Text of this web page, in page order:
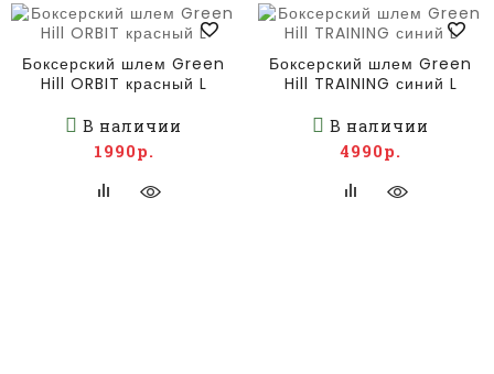
Боксерский шлем Green
Hill ORBIT красный L
В наличии
1990р.
Боксерский шлем Green
Hill TRAINING синий L
В наличии
4990р.